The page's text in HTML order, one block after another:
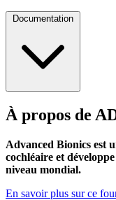
Documentation
Mode d'emploi
À propos de
Advanced Bionics est
cochléaire et
niveau mondial.
En savoir plus sur ce